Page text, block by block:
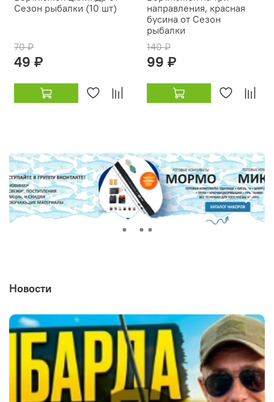
Сезон рыбалки (10 шт)
70 ₽
49 ₽
направления, красная
бусина от Сезон
рыбалки
140 ₽
99 ₽
Новости